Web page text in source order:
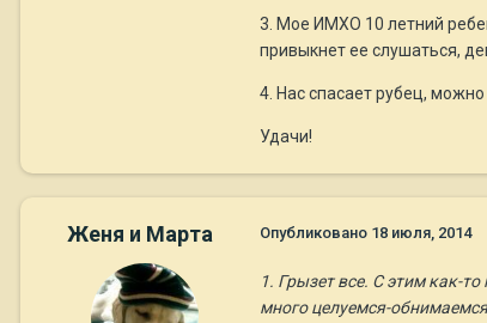
3. Мое ИМХО 10 летний
привыкнет ее слушаться,
4. Нас спасает рубец,
Удачи!
Женя и Марта Опубликовано 18 июля, 2014
1. Грызет все. С этим как-
много целуемся-